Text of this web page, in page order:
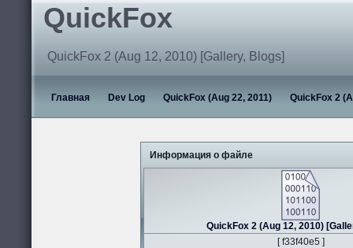
QuickFox
QuickFox 2 (Aug 12, 2010) [Gallery, Blogs]
Главная Dev Log QuickFox (Aug 22, 2011) QuickFox 2
Информация о файле
QuickFox 2 (Aug 12, 2010)
[ f33f40e5 ]